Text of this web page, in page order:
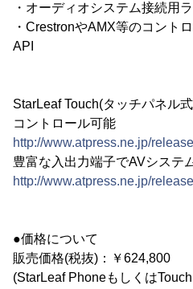
・オーディオシステム接続用
・CrestronやAMX等のコント
API
StarLeaf Touch(タッチパネル
コントロール可能
http://www.atpress.ne.jp/
豊富な入出力端子でAVシステ
http://www.atpress.ne.jp/
●価格について
販売価格(税抜)：￥624,800
(StarLeaf Phoneもしくは